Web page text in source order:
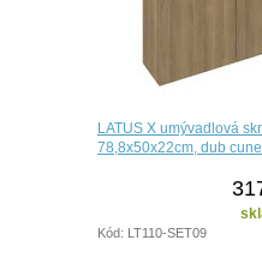
LATUS X umývadlová
78,8x50x22cm, dub
Kód: LT110-SET09